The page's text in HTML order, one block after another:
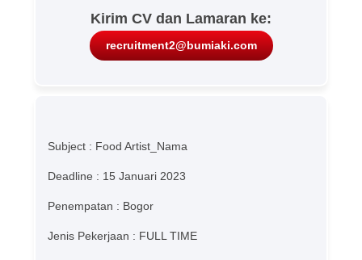
Kirim CV dan Lamaran ke:
recruitment2@bumiaki.com
Subject : Food Artist_Nama
Deadline : 15 Januari 2023
Penempatan : Bogor
Jenis Pekerjaan : FULL TIME